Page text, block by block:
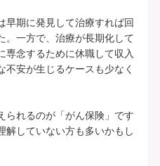
プランの中身を見る
たとき、複数種類の
お支払いします（そ
初回のお支払金額を
ることができます。
早期に発見して治療すれば回
。一方で、治療が長期化して
専念するために休職して収入
安が生じるケースも少なく
られるのが「がん保険」です
解していない方も多いかもし